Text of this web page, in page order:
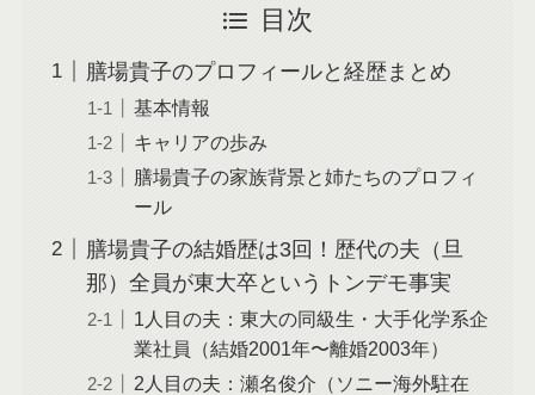
目次
膳場貴子のプロフィールと経歴まとめ
基本情報
キャリアの歩み
膳場貴子の家族背景と姉たちのプロフィ
ール
膳場貴子の結婚歴は3回！歴代の夫（旦
那）全員が東大卒というトンデモ事実
1人目の夫：東大の同級生・大手化学系企
業社員（結婚2001年〜離婚2003年）
2人目の夫：瀬名俊介（ソニー海外駐在